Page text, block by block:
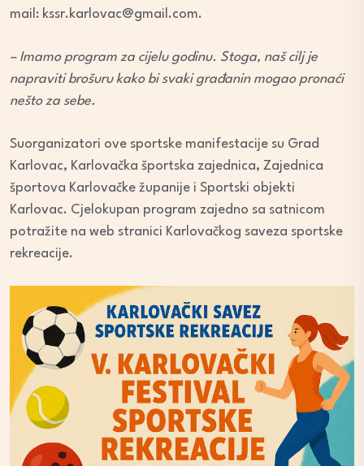
mail: kssr.karlovac@gmail.com.
– Imamo program za cijelu godinu. Stoga, naš cilj je
napraviti brošuru kako bi svaki građanin mogao pronaći
nešto za sebe.
Suorganizatori ove sportske manifestacije su Grad
Karlovac, Karlovačka športska zajednica, Zajednica
športova Karlovačke županije i Sportski objekti
Karlovac. Cjelokupan program zajedno sa satnicom
potražite na web stranici Karlovačkog saveza sportske
rekreacije.